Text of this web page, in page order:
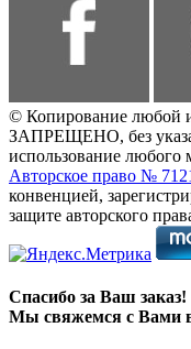
© Копирование любой
ЗАПРЕЩЕНО, без
использование любого
Авторское право №
конвенцией,
защите авторского
Спасибо за Ваш заказ!
Мы свяжемся с Вами